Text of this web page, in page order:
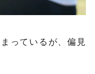
っているが、偏見